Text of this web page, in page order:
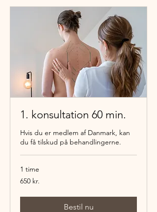
1. konsultation 60 min.
Hvis du er medlem af Danmark, kan
du få tilskud på behandlingerne.
1 time
650
danske
650 kr.
Bestil nu